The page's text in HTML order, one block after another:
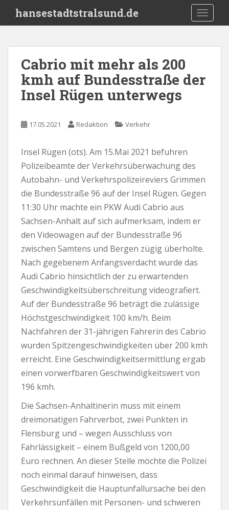
i
hansestadtstralsund.de
Cabrio mit mehr als 200
kmh auf Bundesstraße der
Insel Rügen unterwegs
17.05.2021 Redaktion Verkehr
Insel Rügen (ots). Am 15.Mai 2021 befuhren
Polizeibeamte der Verkehrsüberwachung des
Autobahn- und Verkehrspolizeireviers Grimmen
die Bundesstraße 96 auf der Insel Rügen. Gegen
11:30 Uhr machte ein PKW Audi Cabrio aus
Sachsen-Anhalt auf sich aufmerksam, indem er
den Videowagen auf der Bundesstraße 96
zwischen Samtens und Bergen zügig überholte.
Nach gegebenem Anfangsverdacht wurde das
Audi Cabrio hinsichtlich der zu erwartenden
Geschwindigkeitsüberschreitung videografiert.
Auf der Bundesstraße 96 beträgt die zulässige
Höchstgeschwindigkeit 100 km/h. Beim
Nachfahren der 31-jährigen Fahrerin des Cabrio
wurden Spitzengeschwindigkeiten über 200 kmh
erreicht. Eine Geschwindigkeitsermittlung ergab
einen vorwerfbaren Geschwindigkeitswert von
196 kmh.
Die Sachsen-Anhaltinerin muss mit einem
dreimonatigen Fahrverbot, zwei Punkten in
Flensburg und – wegen Ausschluss von
Fahrlässigkeit – einem Bußgeld von 1200,00
Euro rechnen. An dieser Stelle möchte die Polizei
noch einmal darauf hinweisen, dass
Geschwindigkeit die Hauptunfallursache bei den
Verkehrsunfällen mit Personen- und schweren